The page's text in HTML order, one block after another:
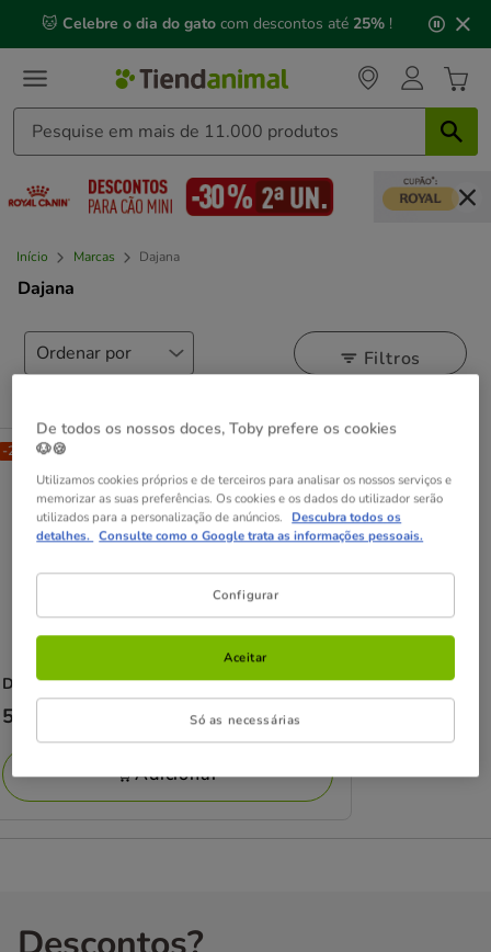
mensagem,
🐱 Celebre o dia do gato com descontos até 25% !
Início Marcas Dajana
Dajana
Filtros
-25% na 2ª un.
DajanaAquasan Redutor de cloro para aquários
Preço
5.99€
5.99€
Adicionar
De todos os nossos doces, Toby prefere os cookies
🐶🍪
Utilizamos cookies próprios e de terceiros para analisar os nossos serviços e
memorizar as suas preferências. Os cookies e os dados do utilizador serão
utilizados para a personalização de anúncios. Descubra todos os
detalhes. Consulte como o Google trata as informações pessoais.
Configurar
Só as necessárias
Aceitar